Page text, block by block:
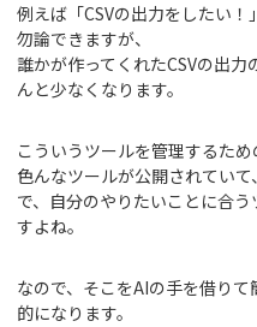
例えば「CSVの出力をしたい
勿論できますが、
誰かが作ってくれたCSVの出
んと少なくなります。
こういうツールを管理するた
色んなツールが公開されてい
で、自分のやりたいことに合
すよね。
なので、そこをAIの手を借り
的になります。